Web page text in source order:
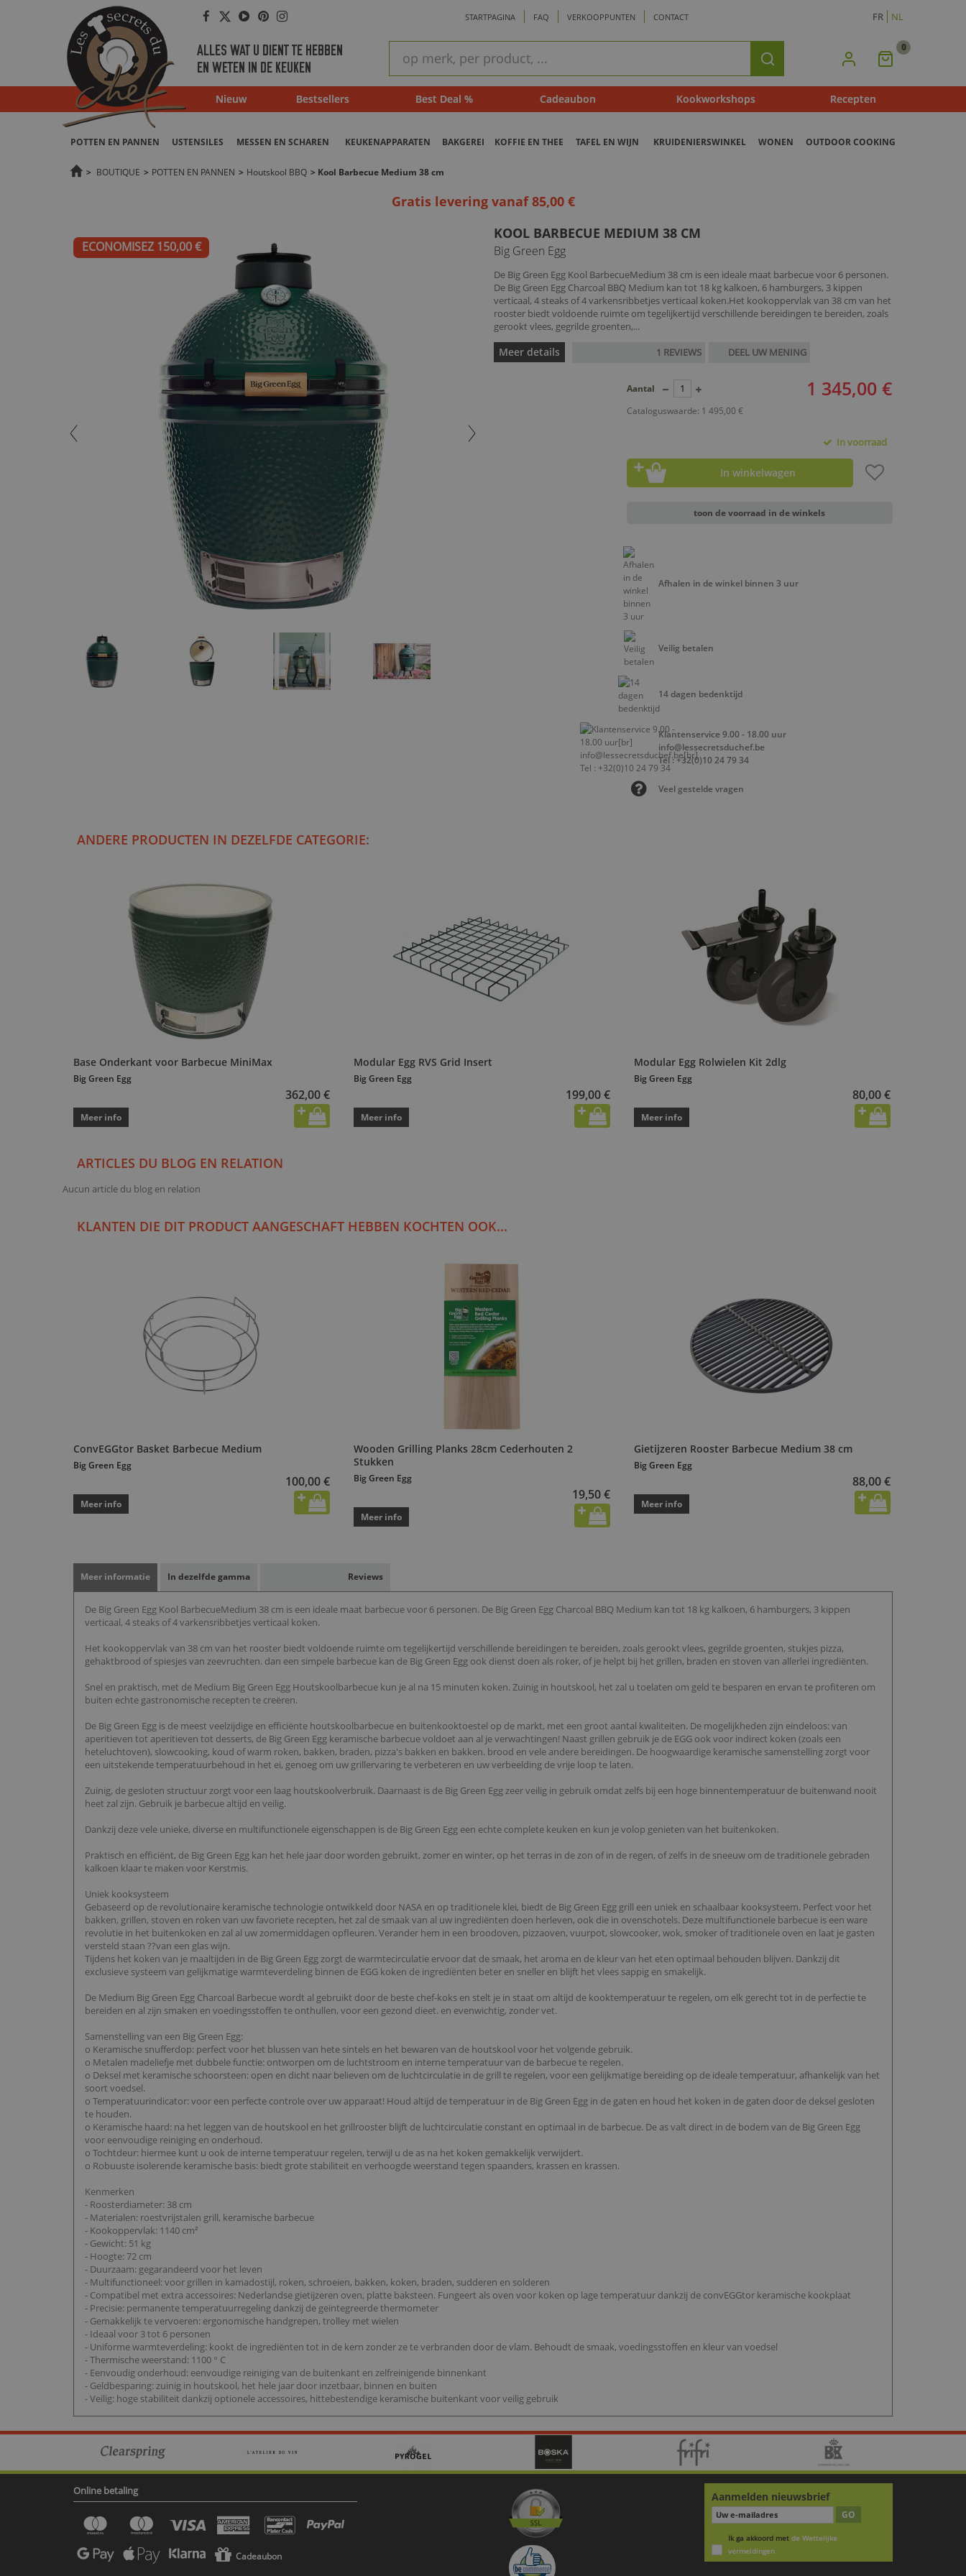
Facebook
Twitter
Youtube
Pinterest
Instagram STARTPAGINA FAQ VERKOOPPUNTEN CONTACT FR NL
ALLES WAT U DIENT TE HEBBEN
EN WETEN IN DE KEUKEN
zoeken
Zoeken Mijn
0
Nieuw Bestsellers Best Deal % Cadeaubon Kookworkshops Recepten
POTTEN EN PANNEN USTENSILES MESSEN EN SCHAREN KEUKENAPPARATEN BAKGEREI KOFFIE EN THEE TAFEL EN WIJN KRUIDENIERSWINKEL WONEN OUTDOOR COOKING
> BOUTIQUE > POTTEN EN PANNEN > Houtskool BBQ > Kool Barbecue Medium 38 cm
Gratis levering vanaf 85,00 €
KOOL BARBECUE MEDIUM 38 CM
Big Green Egg
ECONOMISEZ 150,00 €
De Big Green Egg Kool BarbecueMedium 38 cm is een ideale maat barbecue voor 6 personen.
De Big Green Egg Charcoal BBQ Medium kan tot 18 kg kalkoen, 6 hamburgers, 3 kippen
verticaal, 4 steaks of 4 varkensribbetjes verticaal koken.Het kookoppervlak van 38 cm van het
rooster biedt voldoende ruimte om tegelijkertijd verschillende bereidingen te bereiden, zoals
gerookt vlees, gegrilde groenten,...
Meer details 1 REVIEWS DEEL UW MENING
1 345,00 €
Aantal
Cataloguswaarde: 1 495,00 €
In voorraad
In winkelwagen
toon de voorraad in de winkels
Afhalen in de winkel binnen 3 uur
Veilig betalen
14 dagen bedenktijd
Klantenservice 9.00 - 18.00 uur
info@lessecretsduchef.be
Tel : +32(0)10 24 79 34
Veel gestelde vragen
ANDERE PRODUCTEN IN DEZELFDE CATEGORIE:
Base Onderkant voor Barbecue MiniMax
Big Green Egg
362,00 €
Meer info
Modular Egg RVS Grid Insert
Big Green Egg
199,00 €
Meer info
Modular Egg Rolwielen Kit 2dlg
Big Green Egg
80,00 €
Meer info
ARTICLES DU BLOG EN RELATION
Aucun article du blog en relation
KLANTEN DIE DIT PRODUCT AANGESCHAFT HEBBEN KOCHTEN OOK...
ConvEGGtor Basket Barbecue Medium
Big Green Egg
100,00 €
Meer info
Wooden Grilling Planks 28cm Cederhouten 2
Stukken
Big Green Egg
19,50 €
Meer info
Gietijzeren Rooster Barbecue Medium 38 cm
Big Green Egg
88,00 €
Meer info
Meer informatie In dezelfde gamma Reviews
De Big Green Egg Kool BarbecueMedium 38 cm is een ideale maat barbecue voor 6 personen. De Big Green Egg Charcoal BBQ Medium kan tot 18 kg kalkoen, 6 hamburgers, 3 kippen
verticaal, 4 steaks of 4 varkensribbetjes verticaal koken.
Het kookoppervlak van 38 cm van het rooster biedt voldoende ruimte om tegelijkertijd verschillende bereidingen te bereiden, zoals gerookt vlees, gegrilde groenten, stukjes pizza,
gehaktbrood of spiesjes van zeevruchten. dan een simpele barbecue kan de Big Green Egg ook dienst doen als roker, of je helpt bij het grillen, braden en stoven van allerlei ingrediënten.
Snel en praktisch, met de Medium Big Green Egg Houtskoolbarbecue kun je al na 15 minuten koken. Zuinig in houtskool, het zal u toelaten om geld te besparen en ervan te profiteren om
buiten echte gastronomische recepten te creëren.
De Big Green Egg is de meest veelzijdige en efficiënte houtskoolbarbecue en buitenkooktoestel op de markt, met een groot aantal kwaliteiten. De mogelijkheden zijn eindeloos: van
aperitieven tot aperitieven tot desserts, de Big Green Egg keramische barbecue voldoet aan al je verwachtingen! Naast grillen gebruik je de EGG ook voor indirect koken (zoals een
heteluchtoven), slowcooking, koud of warm roken, bakken, braden, pizza's bakken en bakken. brood en vele andere bereidingen. De hoogwaardige keramische samenstelling zorgt voor
een uitstekende temperatuurbehoud in het ei, genoeg om uw grillervaring te verbeteren en uw verbeelding de vrije loop te laten.
Zuinig, de gesloten structuur zorgt voor een laag houtskoolverbruik. Daarnaast is de Big Green Egg zeer veilig in gebruik omdat zelfs bij een hoge binnentemperatuur de buitenwand nooit
heet zal zijn. Gebruik je barbecue altijd en veilig.
Dankzij deze vele unieke, diverse en multifunctionele eigenschappen is de Big Green Egg een echte complete keuken en kun je volop genieten van het buitenkoken.
Praktisch en efficiënt, de Big Green Egg kan het hele jaar door worden gebruikt, zomer en winter, op het terras in de zon of in de regen, of zelfs in de sneeuw om de traditionele gebraden
kalkoen klaar te maken voor Kerstmis.
Uniek kooksysteem
Gebaseerd op de revolutionaire keramische technologie ontwikkeld door NASA en op traditionele klei, biedt de Big Green Egg grill een uniek en schaalbaar kooksysteem. Perfect voor het
bakken, grillen, stoven en roken van uw favoriete recepten, het zal de smaak van al uw ingrediënten doen herleven, ook die in ovenschotels. Deze multifunctionele barbecue is een ware
revolutie in het buitenkoken en zal al uw zomermiddagen opfleuren. Verander hem in een broodoven, pizzaoven, vuurpot, slowcooker, wok, smoker of traditionele oven en laat je gasten
versteld staan ??van een glas wijn.
Tijdens het koken van je maaltijden in de Big Green Egg zorgt de warmtecirculatie ervoor dat de smaak, het aroma en de kleur van het eten optimaal behouden blijven. Dankzij dit
exclusieve systeem van gelijkmatige warmteverdeling binnen de EGG koken de ingrediënten beter en sneller en blijft het vlees sappig en smakelijk.
De Medium Big Green Egg Charcoal Barbecue wordt al gebruikt door de beste chef-koks en stelt je in staat om altijd de kooktemperatuur te regelen, om elk gerecht tot in de perfectie te
bereiden en al zijn smaken en voedingsstoffen te onthullen, voor een gezond dieet. en evenwichtig, zonder vet.
Samenstelling van een Big Green Egg:
o Keramische snufferdop: perfect voor het blussen van hete sintels en het bewaren van de houtskool voor het volgende gebruik.
o Metalen madeliefje met dubbele functie: ontworpen om de luchtstroom en interne temperatuur van de barbecue te regelen.
o Deksel met keramische schoorsteen: open en dicht naar believen om de luchtcirculatie in de grill te regelen, voor een gelijkmatige bereiding op de ideale temperatuur, afhankelijk van het
soort voedsel.
o Temperatuurindicator: voor een perfecte controle over uw apparaat! Houd altijd de temperatuur in de Big Green Egg in de gaten en houd het koken in de gaten door de deksel gesloten
te houden.
o Keramische haard: na het leggen van de houtskool en het grillrooster blijft de luchtcirculatie constant en optimaal in de barbecue. De as valt direct in de bodem van de Big Green Egg
voor eenvoudige reiniging en onderhoud.
o Tochtdeur: hiermee kunt u ook de interne temperatuur regelen, terwijl u de as na het koken gemakkelijk verwijdert.
o Robuuste isolerende keramische basis: biedt grote stabiliteit en verhoogde weerstand tegen spaanders, krassen en krassen.
Kenmerken
- Roosterdiameter: 38 cm
- Materialen: roestvrijstalen grill, keramische barbecue
- Kookoppervlak: 1140 cm²
- Gewicht: 51 kg
- Hoogte: 72 cm
- Duurzaam: gegarandeerd voor het leven
- Multifunctioneel: voor grillen in kamadostijl, roken, schroeien, bakken, koken, braden, sudderen en solderen
- Compatibel met extra accessoires: Nederlandse gietijzeren oven, platte baksteen. Fungeert als oven voor koken op lage temperatuur dankzij de convEGGtor keramische kookplaat
- Precisie: permanente temperatuurregeling dankzij de geïntegreerde thermometer
- Gemakkelijk te vervoeren: ergonomische handgrepen, trolley met wielen
- Ideaal voor 3 tot 6 personen
- Uniforme warmteverdeling: kookt de ingrediënten tot in de kern zonder ze te verbranden door de vlam. Behoudt de smaak, voedingsstoffen en kleur van voedsel
- Thermische weerstand: 1100 ° C
- Eenvoudig onderhoud: eenvoudige reiniging van de buitenkant en zelfreinigende binnenkant
- Geldbesparing: zuinig in houtskool, het hele jaar door inzetbaar, binnen en buiten
- Veilig: hoge stabiliteit dankzij optionele accessoires, hittebestendige keramische buitenkant voor veilig gebruik
Online betaling
Cadeaubon
Aanmelden nieuwsbrief
GO
Ik ga akkoord met de Wettelijke
vermeldingen